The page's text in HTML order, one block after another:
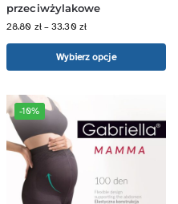
przeciwżylakowe
28.80 zł – 33.30 zł
Wybierz opcje
-10%